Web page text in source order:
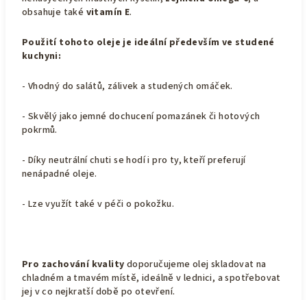
obsahuje také vitamín E.
Použití tohoto oleje je ideální především ve studené
kuchyni:
- Vhodný do salátů, zálivek a studených omáček.
- Skvělý jako jemné dochucení pomazánek či hotových
pokrmů.
- Díky neutrální chuti se hodí i pro ty, kteří preferují
nenápadné oleje.
- Lze využít také v péči o pokožku.
Pro zachování kvality doporučujeme olej skladovat na
chladném a tmavém místě, ideálně v lednici, a spotřebovat
jej v co nejkratší době po otevření.